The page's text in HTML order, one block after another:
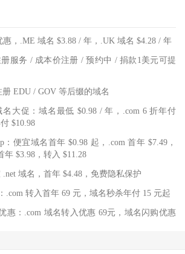
惠，.ME 域名 $3.88 / 年，.UK 域名 $4.28 / 年
册服务 / 成本价注册 / 预约中 / 捐款1美元可提
册 EDU / GOV 等后缀的域名
名大促：域名最低 $0.98 / 年，.com 6 折年付
$10.98
：便宜域名首年 $0.98 起，.com 首年 $7.49，
年 $3.98，转入 $11.28
.net 域名，首年 $4.48，免费隐私保护
.com 转入首年 69 元，域名秒杀年付 15 元起
惠：.com 域名转入优惠 69元，域名闪购优惠